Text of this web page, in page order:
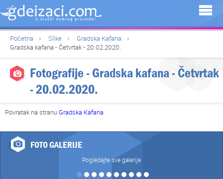
Početna Slike
Gradska Kafana
Gradska kafana - Četvrtak - 20.02.2020.
Fotografije - Gradska kafana - Četvrtak
- 20.02.2020.
Povratak na stranu Gradska Kafana
FOTO GALERIJE
Pogledajte sve galerije